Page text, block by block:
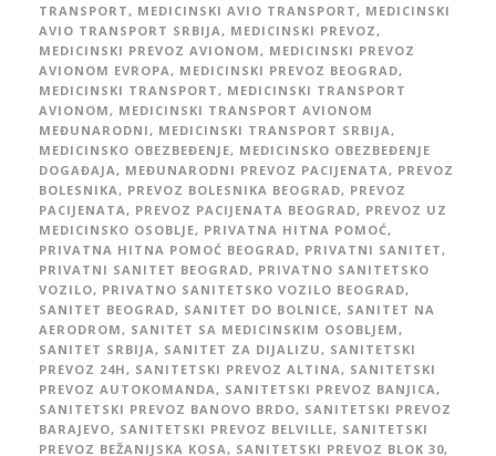
TRANSPORT, MEDICINSKI AVIO TRANSPORT, MEDICINSKI
AVIO TRANSPORT SRBIJA, MEDICINSKI PREVOZ,
MEDICINSKI PREVOZ AVIONOM, MEDICINSKI PREVOZ
AVIONOM EVROPA, MEDICINSKI PREVOZ BEOGRAD,
MEDICINSKI TRANSPORT, MEDICINSKI TRANSPORT
AVIONOM, MEDICINSKI TRANSPORT AVIONOM
MEĐUNARODNI, MEDICINSKI TRANSPORT SRBIJA,
MEDICINSKO OBEZBEĐENJE, MEDICINSKO OBEZBEĐENJE
DOGAĐAJA, MEĐUNARODNI PREVOZ PACIJENATA, PREVOZ
BOLESNIKA, PREVOZ BOLESNIKA BEOGRAD, PREVOZ
PACIJENATA, PREVOZ PACIJENATA BEOGRAD, PREVOZ UZ
MEDICINSKO OSOBLJE, PRIVATNA HITNA POMOĆ,
PRIVATNA HITNA POMOĆ BEOGRAD, PRIVATNI SANITET,
PRIVATNI SANITET BEOGRAD, PRIVATNO SANITETSKO
VOZILO, PRIVATNO SANITETSKO VOZILO BEOGRAD,
SANITET BEOGRAD, SANITET DO BOLNICE, SANITET NA
AERODROM, SANITET SA MEDICINSKIM OSOBLJEM,
SANITET SRBIJA, SANITET ZA DIJALIZU, SANITETSKI
PREVOZ 24H, SANITETSKI PREVOZ ALTINA, SANITETSKI
PREVOZ AUTOKOMANDA, SANITETSKI PREVOZ BANJICA,
SANITETSKI PREVOZ BANOVO BRDO, SANITETSKI PREVOZ
BARAJEVO, SANITETSKI PREVOZ BELVILLE, SANITETSKI
PREVOZ BEŽANIJSKA KOSA, SANITETSKI PREVOZ BLOK 30,